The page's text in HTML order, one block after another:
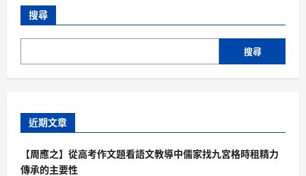
搜尋
搜尋
近期文章
【周應之】從高考作文題看語文教導中儒家找九宮格時租精力
傳承的主要性